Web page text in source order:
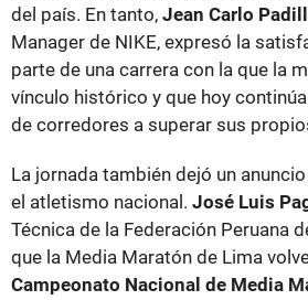
del país. En tanto, Jean Carlo
Manager de NIKE, expresó la
parte de una carrera con la que la
vínculo histórico y que hoy
de corredores a superar sus
La jornada también dejó un
el atletismo nacional. José Luis
Técnica de la Federación Peruana
que la Media Maratón de Lima
Campeonato Nacional de Media